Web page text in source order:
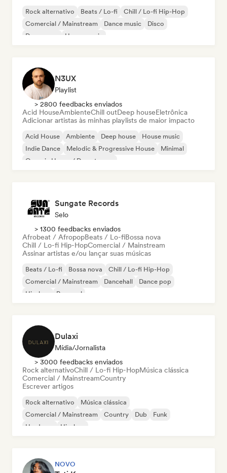
Rock alternativo Beats / Lo-fi
Chill / Lo-fi Hip-Hop
Comercial / Mainstream
Dance music
Disco
Dream pop
House music
N3UX
Playlist
> 2800 feedbacks enviados
Acid HouseAmbienteChill outDeep houseEletrônica
Adicionar artistas às minhas playlists de maior impacto
Acid House Ambiente Deep house
House music
Indie Dance
Melodic & Progressive House
Minimal
Organic House / Downtempo
Sungate Records
Selo
> 1300 feedbacks enviados
Afrobeat / AfropopBeats / Lo-fiBossa nova
Chill / Lo-fi Hip-HopComercial / Mainstream
Assinar artistas e/ou lançar suas músicas
Beats / Lo-fi Bossa nova
Chill / Lo-fi Hip-Hop
Comercial / Mainstream
Dancehall
Dance pop
Hip-hop
Pop soul
Dulaxi
Mídia/Jornalista
> 3000 feedbacks enviados
Rock alternativoChill / Lo-fi Hip-HopMúsica clássica
Comercial / MainstreamCountry
Escrever artigos
Rock alternativo
Música clássica
Comercial / Mainstream
Country Dub
Funk
Hardcore
Hip-hop
NOVO